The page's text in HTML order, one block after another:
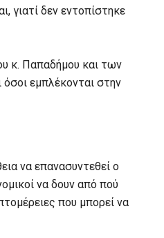
γιατί δεν εντοπίστηκε
κ. Παπαδήμου και των
εμπλέκονται στην
να επανασυντεθεί ο
να δουν από πού
που μπορεί να